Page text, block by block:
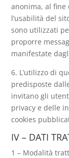
anonima, al
l’usabilità del
sono utilizzati
proporre
manifestate
6. L’utilizzo di
predisposte
invitano gli
privacy e delle
cookies
IV – DATI
1 – Modalità